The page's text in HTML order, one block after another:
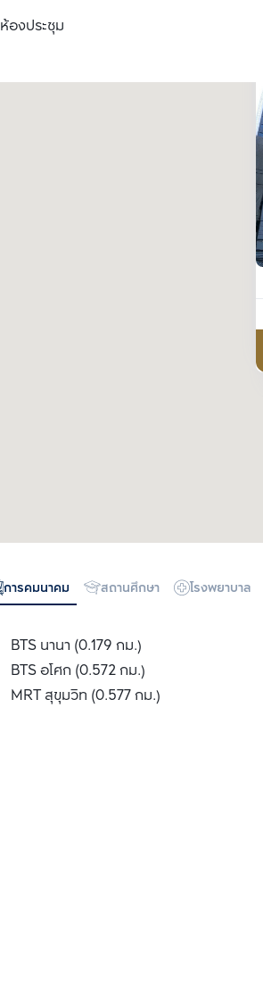
ห้องประชุม
การคมนาคม สถานศึกษา โรงพยาบาล
BTS นานา (0.179 กม.)
BTS อโศก (0.572 กม.)
MRT สุขุมวิท (0.577 กม.)